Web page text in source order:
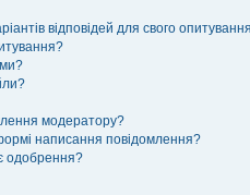
відповідей для свого
модератору?
написання повідомлення?
одобрення?